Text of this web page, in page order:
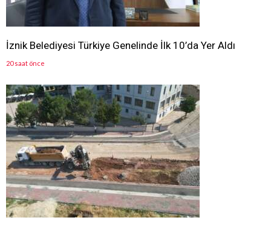
İznik Belediyesi Türkiye Genelinde İlk 10’da Yer Aldı
20 saat önce